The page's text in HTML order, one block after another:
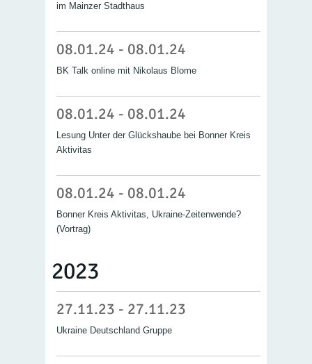
im Mainzer Stadthaus
08.01.24 - 08.01.24
BK Talk online mit Nikolaus Blome
08.01.24 - 08.01.24
Lesung Unter der Glückshaube bei Bonner Kreis
Aktivitas
08.01.24 - 08.01.24
Bonner Kreis Aktivitas, Ukraine-Zeitenwende?
(Vortrag)
2023
27.11.23 - 27.11.23
Ukraine Deutschland Gruppe